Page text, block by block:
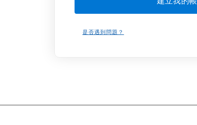
是否遇到問題？